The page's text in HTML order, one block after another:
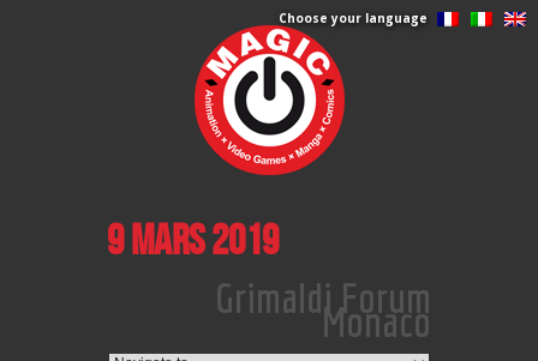
Choose your language
9 Mars 2019
Grimaldi Forum
Monaco